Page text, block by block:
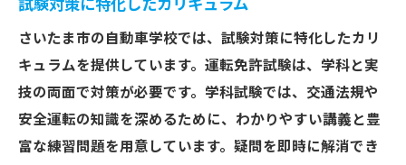
試験対策に特化したカリキュラム
さいたま市の自動車学校では、試験対策に特化したカリ
キュラムを提供しています。運転免許試験は、学科と実
技の両面で対策が必要です。学科試験では、交通法規や
安全運転の知識を深めるために、わかりやすい講義と豊
富な練習問題を用意しています。疑問を即時に解消でき